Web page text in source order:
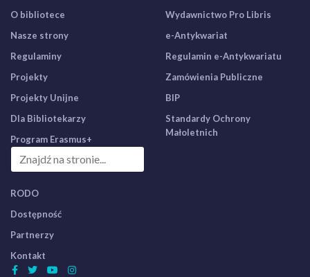
O bibliotece
Nasze strony
Regulaminy
Projekty
Projekty Unijne
Dla Bibliotekarzy
Program Erasmus+
Wydawnictwo Pro Libris
e-Antykwariat
Regulamin e-Antykwariatu
Zamówienia Publiczne
BIP
Standardy Ochrony
Małoletnich
RODO
Dostępność
Partnerzy
Kontakt